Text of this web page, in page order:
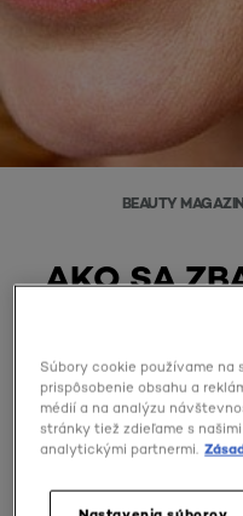
BEAUTY
AKO SA
OKOLIE
Jemné
z najcitlivejších
Súbory cookie používame na
prispôsobenie obsahu a
médií a na analýzu
stránky tiež zdieľame s
analytickými partnermi.